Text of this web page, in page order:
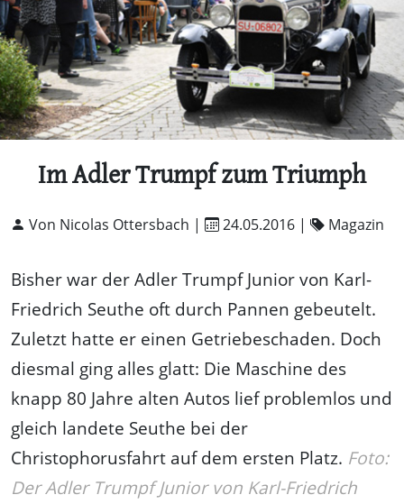
Im Adler Trumpf zum Triumph
Von Nicolas Ottersbach | 24.05.2016 | Magazin
Bisher war der Adler Trumpf Junior von Karl-
Friedrich Seuthe oft durch Pannen gebeutelt.
Zuletzt hatte er einen Getriebeschaden. Doch
diesmal ging alles glatt: Die Maschine des
knapp 80 Jahre alten Autos lief problemlos und
gleich landete Seuthe bei der
Christophorusfahrt auf dem ersten Platz. Foto:
Der Adler Trumpf Junior von Karl-Friedrich